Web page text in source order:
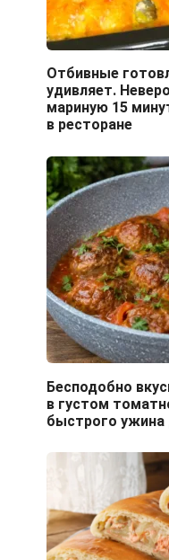
Отбивные
удивляет.
мариную 15
в ресторане
Бесподобно
в густом
быстрого ужина